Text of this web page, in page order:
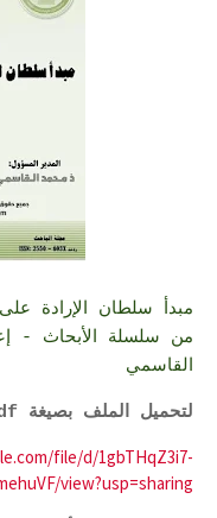
من سلسلة الأبحاث -
القاسمي
لتحميل الملف بصيغة pdf إليكم الرابط أذناه:
file/d/1gbTHqZ3i7-
view?usp=sharing